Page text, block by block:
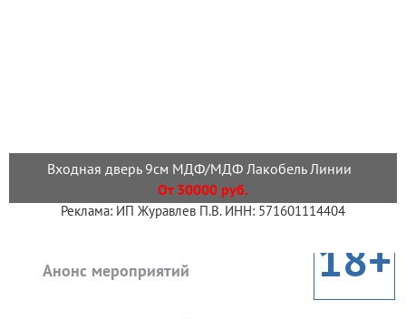
Входная дверь 9см МДФ/МДФ Лакобель Линии
От 30000 руб.
Реклама: ИП Журавлев П.В. ИНН: 571601114404
Анонс мероприятий 18+